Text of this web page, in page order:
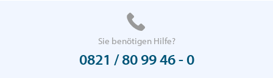
Sie benötigen Hilfe?
0821 / 80 99 46 - 0